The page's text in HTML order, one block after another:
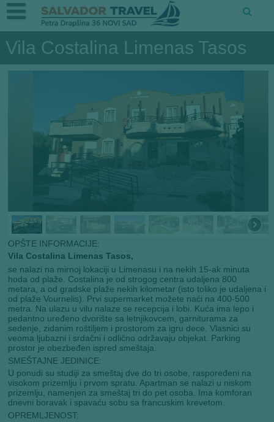
Vila Costalina Limenas Tasos
OPŠTE INFORMACIJE:
Vila Costalina Limenas Tasos,
se nalazi na mirnoj lokaciji u Limenasu i na nekih 15-ak minuta
hoda od plaže. Costalina je od strogog centra udaljena 800
metara, a od gradske plaže nekih kilometar (isto toliko je udaljena i
od plaže Vournelis). Prvi supermarket možete naći na 400-500
metra. Na ulazu u vilu nalaze se recepcija i lobi. Kuća ima lepo i
pedantno uređeno dvorište sa letnjikovcem, garniturama za
sedenje, zidanim roštiljem i prostorom za igru dece. Vlasnici su
veoma ljubazni i srdačni i odlično održavaju objekat. Parking
prostor je obezbeđen ispred smeštaja.
SMEŠTAJNE JEDINICE:
U ponudi su studiji za smeštaj dve do tri osobe, raspoređeni na
visokom prizemlju i prvom spratu. Apartman se nalazi u niskom
prizemlju, namenjen za smeštaj tri do pet osoba. Ima komforan
dnevni boravak i spavaću sobu sa francuskim krevetom.
OPREMLJENOST: